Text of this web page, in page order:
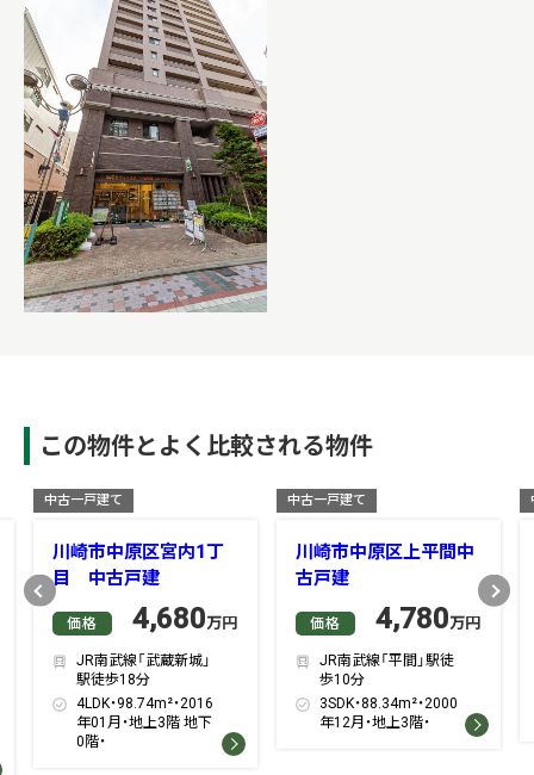
この物件とよく比較される物件
Previous
中古一戸建て
川崎市中原区宮内1丁
目 中古戸建
価格 4,680万円
JR南武線「武蔵新城」
駅徒歩18分
4LDK・98.74m²・2016
年01月・地上3階 地下
0階・
中古一戸建て
川崎市中原区上平間中
古戸建
価格 4,780万円
JR南武線「平間」駅徒
歩10分
3SDK・88.34m²・2000
年12月・地上3階・
Next